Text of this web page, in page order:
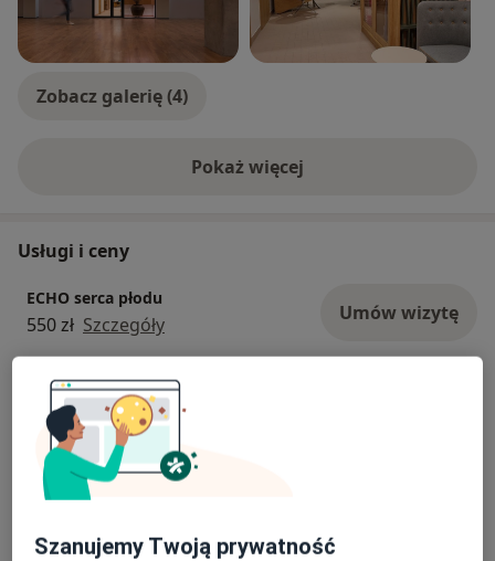
Zobacz galerię (4)
Pokaż więcejo doświadczeniu
Usługi i ceny
ECHO serca płodu
550 zł Szczegóły Umów wizytę
ECHO serca płodu ciąża mnoga
650 zł - 910 zł Szczegóły
USG III trymestru
Szanujemy Twoją prywatność